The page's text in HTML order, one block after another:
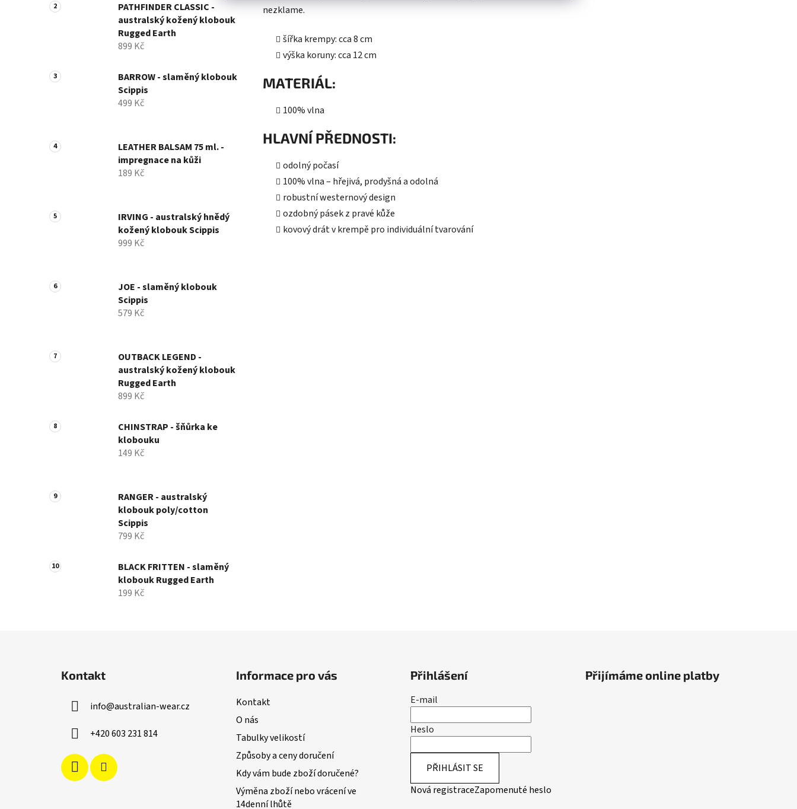
PATHFINDER CLASSIC -
australský kožený klobouk
Rugged Earth
899 Kč
BARROW - slaměný klobouk
Scippis
499 Kč
LEATHER BALSAM 75 ml. -
impregnace na kůži
189 Kč
IRVING - australský hnědý
kožený klobouk Scippis
999 Kč
JOE - slaměný klobouk
Scippis
579 Kč
OUTBACK LEGEND -
australský kožený klobouk
Rugged Earth
899 Kč
CHINSTRAP - šňůrka ke
klobouku
149 Kč
RANGER - australský
klobouk poly/cotton
Scippis
799 Kč
BLACK FRITTEN - slaměný
klobouk Rugged Earth
199 Kč
nezklame.
šířka krempy: cca 8 cm
výška koruny: cca 12 cm
MATERIÁL:
100% vlna
HLAVNÍ PŘEDNOSTI:
odolný počasí
100% vlna – hřejivá, prodyšná a odolná
robustní westernový design
ozdobný pásek z pravé kůže
kovový drát v krempě pro individuální tvarování
Kontakt
info@australian-wear.cz
+420 603 231 814
Informace pro vás
Kontakt
O nás
Tabulky velikostí
Způsoby a ceny doručení
Kdy vám bude zboží doručené?
Výměna zboží nebo vrácení ve
14denní lhůtě
Přihlášení
E-mail
Heslo
PŘIHLÁSIT SE
Nová registraceZapomenuté heslo
Přijímáme online platby